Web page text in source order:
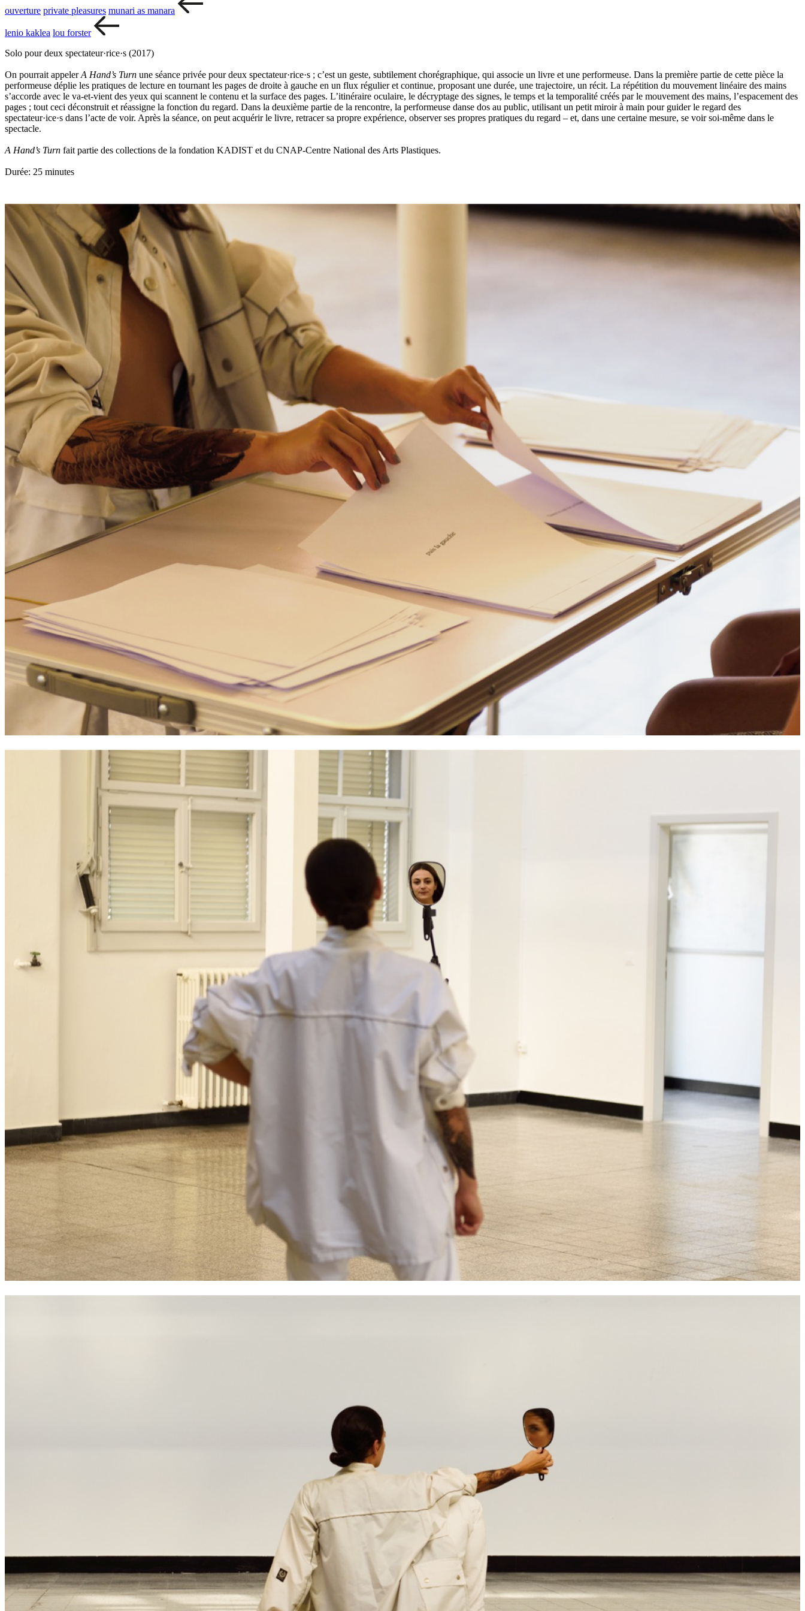
ouverture private pleasures munari as manara
lenio kaklea lou forster
Solo pour deux spectateur·rice·s (2017)
On pourrait appelerA Hand’s Turn une séance privée pour deux spectateur·rice·s ; c’est un geste, subtilement chorégraphique, qui associe un livre et une performeuse. Dans la première partie de cette pièce la
performeuse déplie les pratiques de lecture en tournant les pages de droite à gauche en un flux régulier et continue, proposant une durée, une trajectoire, un récit. La répétition du mouvement linéaire des mains
s’accorde avec le va-et-vient des yeux qui scannent le contenu et la surface des pages. L’itinéraire oculaire, le décryptage des signes, le temps et la temporalité créés par le mouvement des mains, l’espacement des
pages ; tout ceci déconstruit et réassigne la fonction du regard. Dans la deuxième partie de la rencontre, la performeuse danse dos au public, utilisant un petit miroir à main pour guider le regard des
spectateur·ice·s dans l’acte de voir. Après la séance, on peut acquérir le livre, retracer sa propre expérience, observer ses propres pratiques du regard – et, dans une certaine mesure, se voir soi-même dans le
spectacle.
A Hand’s Turn fait partie des collections de la fondation KADIST et du CNAP-Centre National des Arts Plastiques.
Durée: 25 minutes